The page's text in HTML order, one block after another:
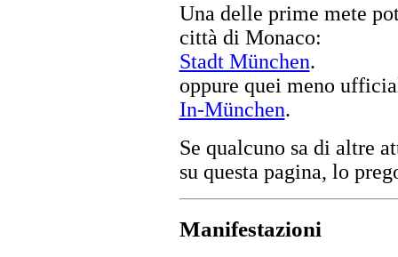
Una delle prime mete
città di Monaco:
Stadt München.
oppure quei meno
In-München.
Se qualcuno sa di altre
su questa pagina, lo
Manifestazioni